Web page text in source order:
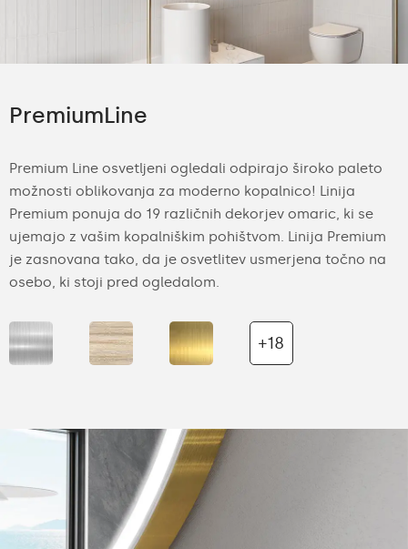
PremiumLine
Premium Line osvetljeni ogledali odpirajo široko paleto
možnosti oblikovanja za moderno kopalnico! Linija
Premium ponuja do 19 različnih dekorjev omaric, ki se
ujemajo z vašim kopalniškim pohištvom. Linija Premium
je zasnovana tako, da je osvetlitev usmerjena točno na
osebo, ki stoji pred ogledalom.
+18